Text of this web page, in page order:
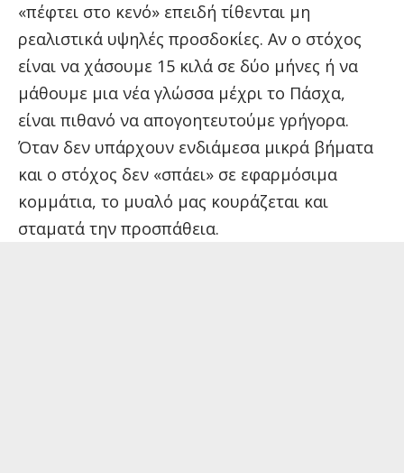
«πέφτει στο κενό» επειδή τίθενται μη
ρεαλιστικά υψηλές προσδοκίες. Αν ο στόχος
είναι να χάσουμε 15 κιλά σε δύο μήνες ή να
μάθουμε μια νέα γλώσσα μέχρι το Πάσχα,
είναι πιθανό να απογοητευτούμε γρήγορα.
Όταν δεν υπάρχουν ενδιάμεσα μικρά βήματα
και ο στόχος δεν «σπάει» σε εφαρμόσιμα
κομμάτια, το μυαλό μας κουράζεται και
σταματά την προσπάθεια.